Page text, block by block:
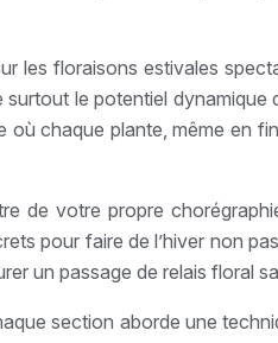
les floraisons estivales
le potentiel dynamique
chaque plante, même en
de votre propre
pour faire de l’hiver non
un passage de relais floral
section aborde une